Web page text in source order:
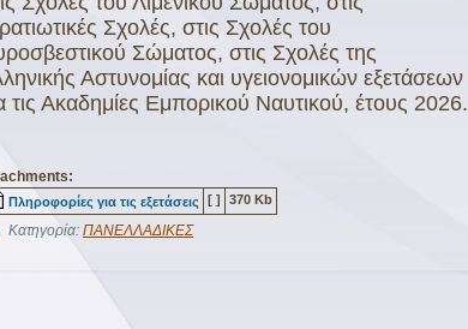
Σχολές, στις Σχολές του
Σώματος, στις Σχολές της
Αστυνομίας και υγειονομικών εξετάσεων
τις Ακαδημίες Εμπορικού Ναυτικού, έτους 2026.
Πληροφορίες για τις εξετάσεις [ ] 370 Kb
Κατηγορία: ΠΑΝΕΛΛΑΔΙΚΕΣ